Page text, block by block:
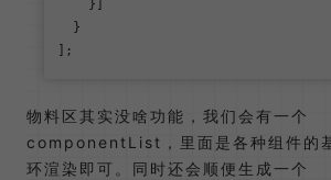
    }]
  }
物料区其实没啥功能，我们会有一个
componentList，里面是各种组件的
环渲染即可。同时还会顺便生成一个